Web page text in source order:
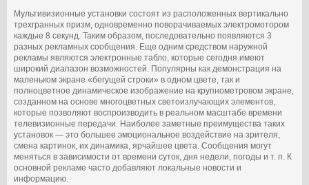
Мультивизионные установки состоят из расположенных вертикально
трехгранных призм, одновременно поворачиваемых электромотором
каждые 8 секунд. Таким образом, последовательно появляются 3
разных рекламных сообщения. Еще одним средством наружной
рекламы являются электронные табло, которые сегодня имеют
широкий диапазон возможностей. Популярны как демонстрация на
маленьком экране «бегущей строки» в одном цвете, так и
полноцветное динамическое изображение на крупнометровом экране,
созданном на основе многоцветных светоизлучающих элементов,
которые позволяют воспроизводить в реальном масштабе времени
телевизионные передачи. Наиболее заметные преимущества таких
установок — это большее эмоциональное воздействие на зрителя,
смена картинок, их динамика, ярчайшее цвета. Сообщения могут
меняться в зависимости от времени суток, дня недели, погоды и т. п. К
основной рекламе часто добавляют локальные новости и
информацию.